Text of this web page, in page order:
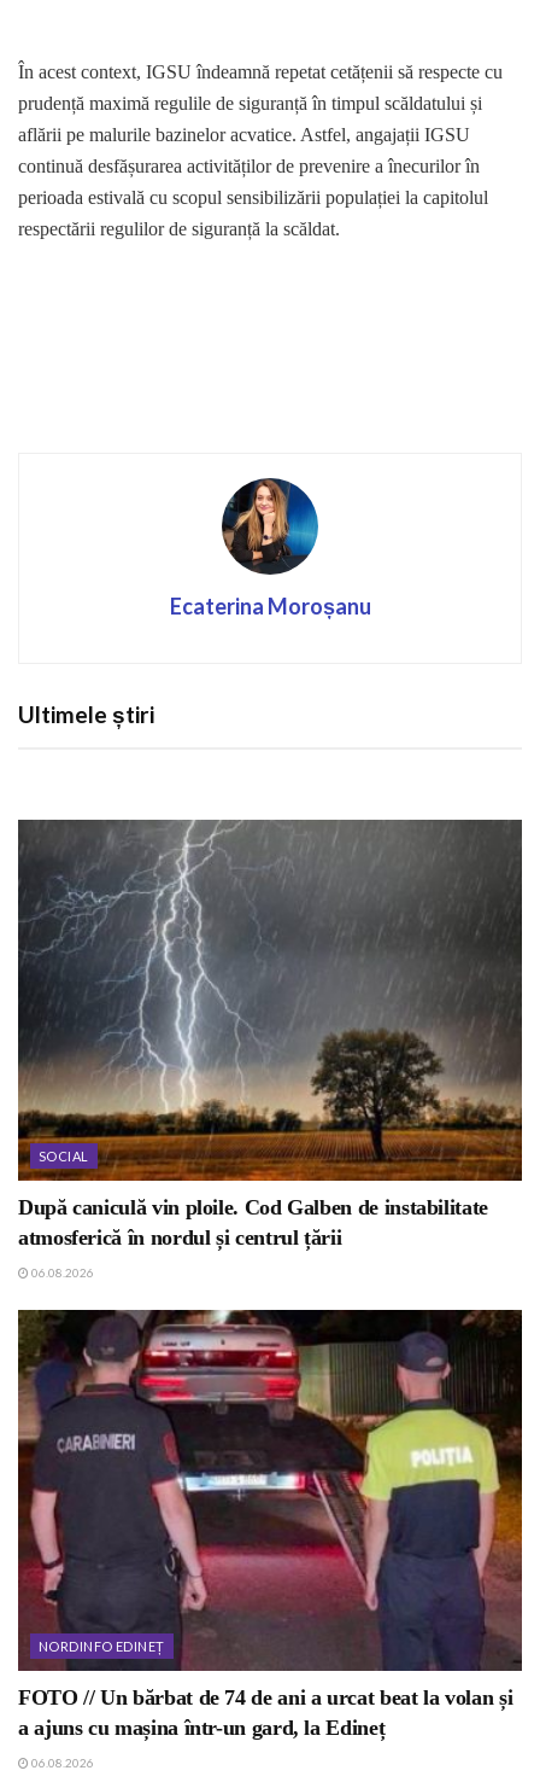
În acest context, IGSU îndeamnă repetat cetățenii să respecte cu
prudență maximă regulile de siguranță în timpul scăldatului și
aflării pe malurile bazinelor acvatice. Astfel, angajații IGSU
continuă desfășurarea activităților de prevenire a înecurilor în
perioada estivală cu scopul sensibilizării populației la capitolul
respectării regulilor de siguranță la scăldat.
Ecaterina Moroșanu
Ultimele știri
SOCIAL
După caniculă vin ploile. Cod Galben de instabilitate
atmosferică în nordul și centrul țării
06.08.2026
NORDINFO EDINEȚ
FOTO // Un bărbat de 74 de ani a urcat beat la volan și
a ajuns cu mașina într-un gard, la Edineț
06.08.2026